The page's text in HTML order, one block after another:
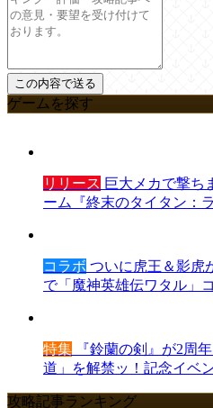
ゲームを探す
リリース 巨大メカで撃ち
ーム『終末のタイタン：
コラボ ついに虎王＆影虎
で「魔神英雄伝ワタル」
特集 『鈴蘭の剣』が2周
道」を解禁ッ！記念イベ
攻略記事ランキング